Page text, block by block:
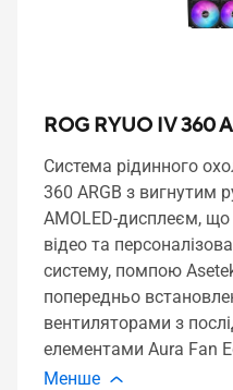
ROG RYUO IV 360
Система рідинного
360 ARGB з
AMOLED-дисплеєм, що
відео та
систему, помпою
попередньо
вентиляторами з
елементами Aura Fan
Менше